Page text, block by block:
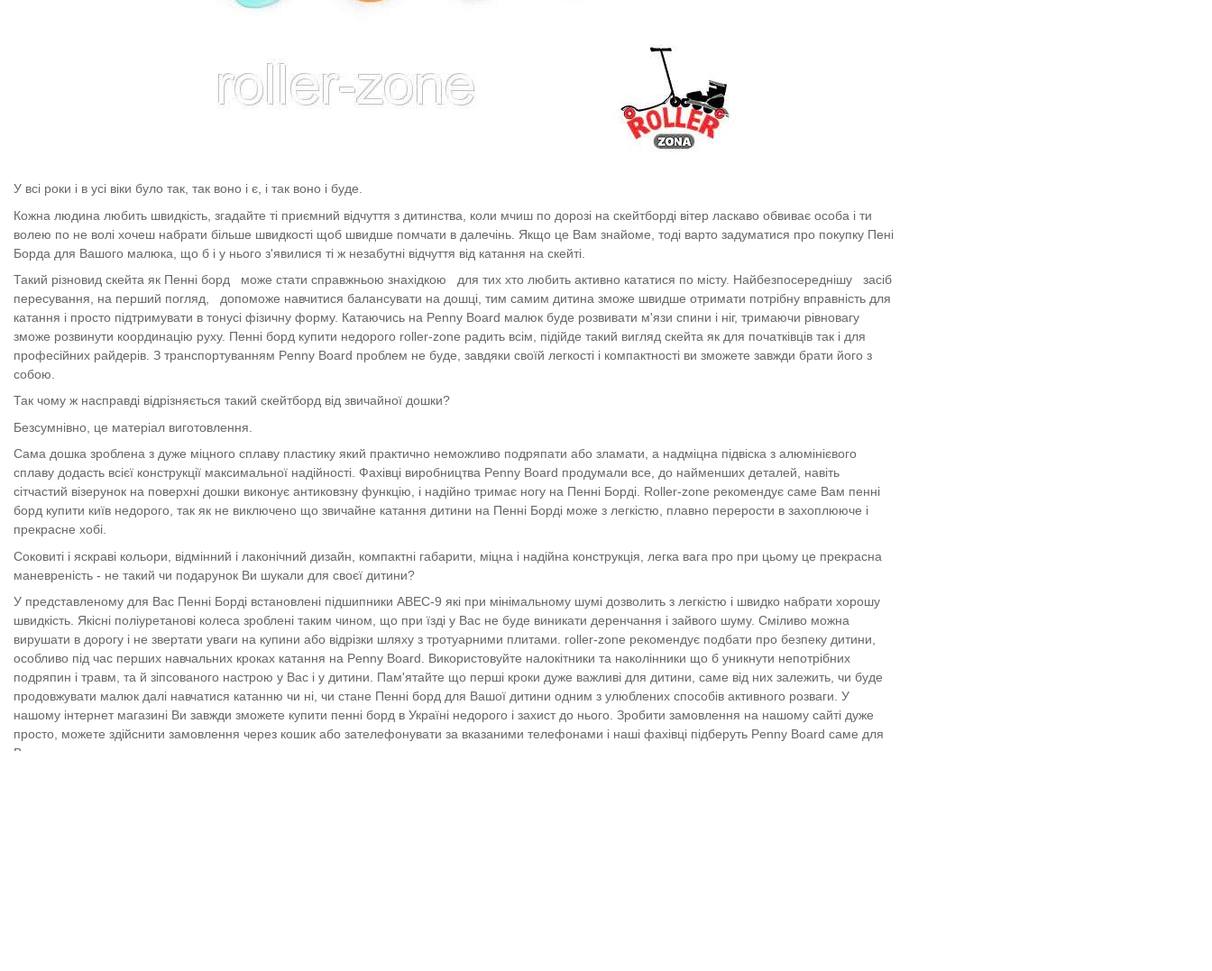
У всі роки і в усі віки було так, так воно і є, і так воно і буде.
Кожна людина любить швидкість, згадайте ті приємний відчуття з дитинства, коли мчиш по дорозі на скейтборді вітер ласкаво обвиває особа і ти
волею по не волі хочеш набрати більше швидкості щоб швидше помчати в далечінь. Якщо це Вам знайоме, тоді варто задуматися про покупку Пені
Борда для Вашого малюка, що б і у нього з'явилися ті ж незабутні відчуття від катання на скейті.
Такий різновид скейта як Пенні борд
може стати справжньою знахідкою для тих хто любить активно кататися по місту. Найбезпосереднішу
засіб
пересування, на перший погляд,
допоможе навчитися балансувати на дошці, тим самим дитина зможе швидше отримати потрібну вправність для
катання і просто підтримувати в тонусі фізичну форму. Катаючись на Penny Board малюк буде розвивати м'язи спини і ніг, тримаючи рівновагу
зможе розвинути координацію руху. Пенні борд купити недорого roller-zone радить всім, підійде такий вигляд скейта як для початківців так і для
професійних райдерів. З транспортуванням Penny Board проблем не буде, завдяки своїй легкості і компактності ви зможете завжди брати його з
собою.
Так чому ж насправді відрізняється такий скейтборд від звичайної дошки?
Безсумнівно, це матеріал виготовлення.
Сама дошка зроблена з дуже міцного сплаву пластику який практично неможливо подряпати або зламати, а надміцна підвіска з алюмінієвого
сплаву додасть всієї конструкції максимальної надійності. Фахівці виробництва Penny Board продумали все, до найменших деталей, навіть
сітчастий візерунок на поверхні дошки виконує антиковзну функцію, і надійно тримає ногу на Пенні Борді. Roller-zone рекомендує саме Вам пенні
борд купити київ недорого, так як не виключено що звичайне катання дитини на Пенні Борді може з легкістю, плавно перерости в захоплююче і
прекрасне хобі.
Соковиті і яскраві кольори, відмінний і лаконічний дизайн, компактні габарити, міцна і надійна конструкція, легка вага про при цьому це прекрасна
маневреність - не такий чи подарунок Ви шукали для своєї дитини?
У представленому для Вас Пенні Борді встановлені підшипники ABEC-9 які при мінімальному шумі дозволить з легкістю і швидко набрати хорошу
швидкість. Якісні поліуретанові колеса зроблені таким чином, що при їзді у Вас не буде виникати деренчання і зайвого шуму. Сміливо можна
вирушати в дорогу і не звертати уваги на купини або відрізки шляху з тротуарними плитами. roller-zone рекомендує подбати про безпеку дитини,
особливо під час перших навчальних кроках катання на Penny Board. Використовуйте налокітники та наколінники що б уникнути непотрібних
подряпин і травм, та й зіпсованого настрою у Вас і у дитини. Пам'ятайте що перші кроки дуже важливі для дитини, саме від них залежить, чи буде
продовжувати малюк далі навчатися катанню чи ні, чи стане Пенні борд для Вашої дитини одним з улюблених способів активного розваги. У
нашому інтернет магазині Ви завжди зможете купити пенні борд в Україні недорого і захист до нього. Зробити замовлення на нашому сайті дуже
просто, можете здійснити замовлення через кошик або зателефонувати за вказаними телефонами і наші фахівці підберуть Penny Board саме для
Вас.